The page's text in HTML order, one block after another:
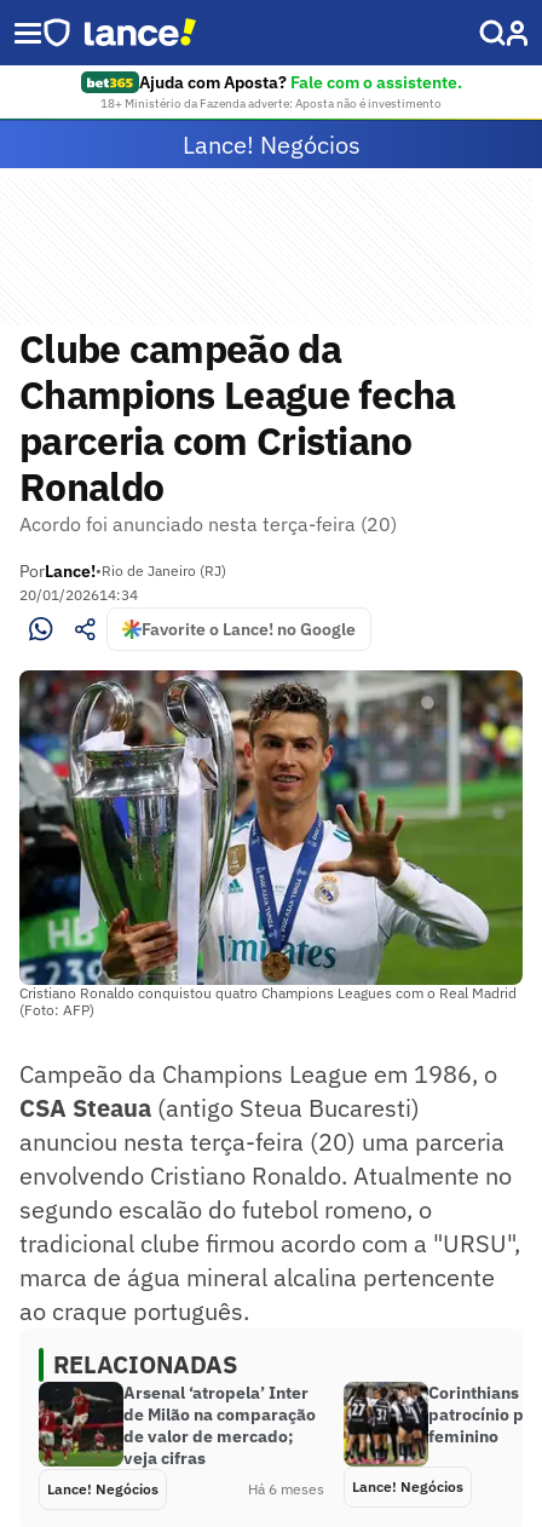
Ajuda com Aposta? Fale com o assistente.
18+ Ministério da Fazenda adverte: Aposta não é investimento
Lance! Negócios
Clube campeão da
Champions League fecha
parceria com Cristiano
Ronaldo
Acordo foi anunciado nesta terça-feira (20)
PorLance!•Rio de Janeiro (RJ)
20/01/202614:34
Favorite o Lance! no Google
Cristiano Ronaldo conquistou quatro Champions Leagues com o Real Madrid
(Foto: AFP)
Campeão da Champions League em 1986, o
CSA Steaua (antigo Steua Bucaresti)
anunciou nesta terça-feira (20) uma parceria
envolvendo Cristiano Ronaldo. Atualmente no
segundo escalão do futebol romeno, o
tradicional clube firmou acordo com a "URSU",
marca de água mineral alcalina pertencente
ao craque português.
RELACIONADAS
Arsenal ‘atropela’ Inter
de Milão na comparação
de valor de mercado;
veja cifras
Lance! Negócios Há 6 meses
Corinthians
patrocínio
feminino
Lance! Negócios